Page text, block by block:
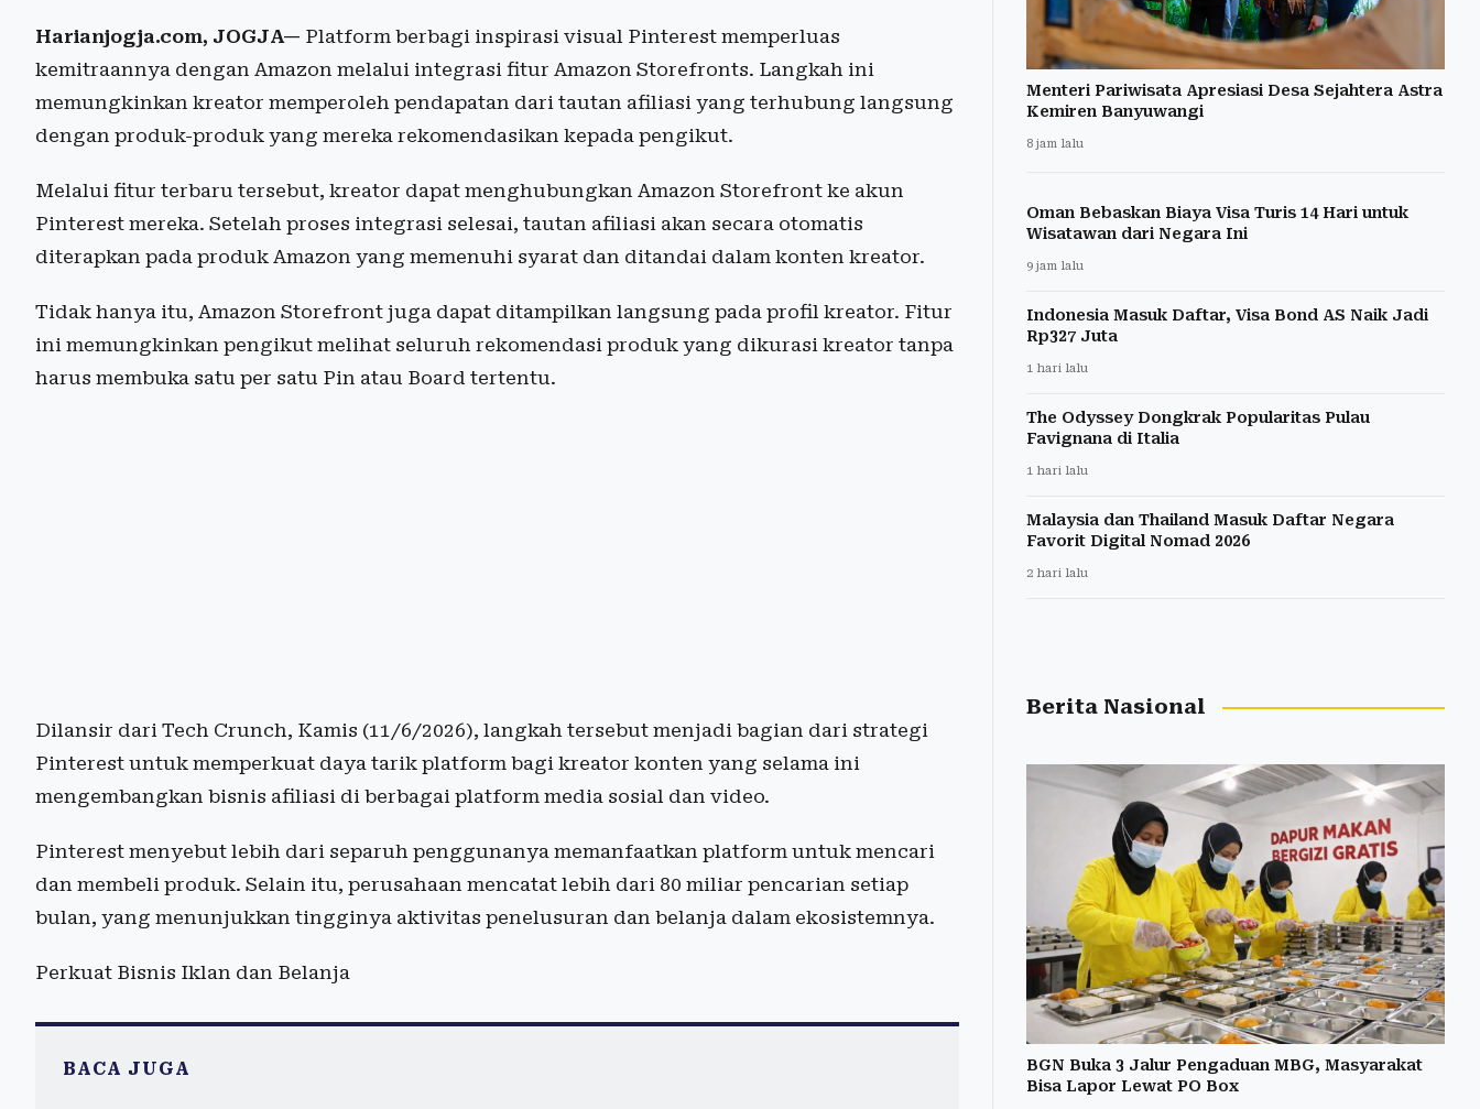
Harianjogja.com, JOGJA— Platform berbagi inspirasi visual Pinterest memperluas
kemitraannya dengan Amazon melalui integrasi fitur Amazon Storefronts. Langkah ini
memungkinkan kreator memperoleh pendapatan dari tautan afiliasi yang terhubung langsung
dengan produk-produk yang mereka rekomendasikan kepada pengikut.
Melalui fitur terbaru tersebut, kreator dapat menghubungkan Amazon Storefront ke akun
Pinterest mereka. Setelah proses integrasi selesai, tautan afiliasi akan secara otomatis
diterapkan pada produk Amazon yang memenuhi syarat dan ditandai dalam konten kreator.
Tidak hanya itu, Amazon Storefront juga dapat ditampilkan langsung pada profil kreator. Fitur
ini memungkinkan pengikut melihat seluruh rekomendasi produk yang dikurasi kreator tanpa
harus membuka satu per satu Pin atau Board tertentu.
Dilansir dari Tech Crunch, Kamis (11/6/2026), langkah tersebut menjadi bagian dari strategi
Pinterest untuk memperkuat daya tarik platform bagi kreator konten yang selama ini
mengembangkan bisnis afiliasi di berbagai platform media sosial dan video.
Pinterest menyebut lebih dari separuh penggunanya memanfaatkan platform untuk mencari
dan membeli produk. Selain itu, perusahaan mencatat lebih dari 80 miliar pencarian setiap
bulan, yang menunjukkan tingginya aktivitas penelusuran dan belanja dalam ekosistemnya.
Perkuat Bisnis Iklan dan Belanja
BACA JUGA
Menteri Pariwisata Apresiasi Desa Sejahtera Astra
Kemiren Banyuwangi
8 jam lalu
Oman Bebaskan Biaya Visa Turis 14 Hari untuk
Wisatawan dari Negara Ini
9 jam lalu
Indonesia Masuk Daftar, Visa Bond AS Naik Jadi
Rp327 Juta
1 hari lalu
The Odyssey Dongkrak Popularitas Pulau
Favignana di Italia
1 hari lalu
Malaysia dan Thailand Masuk Daftar Negara
Favorit Digital Nomad 2026
2 hari lalu
Berita Nasional
BGN Buka 3 Jalur Pengaduan MBG, Masyarakat
Bisa Lapor Lewat PO Box